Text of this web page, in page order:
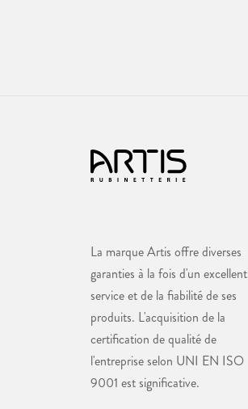
La marque Artis offre diverses
garanties à la fois d'un excellent
service et de la fiabilité de ses
produits. L'acquisition de la
certification de qualité de
l'entreprise selon UNI EN ISO
9001 est significative.